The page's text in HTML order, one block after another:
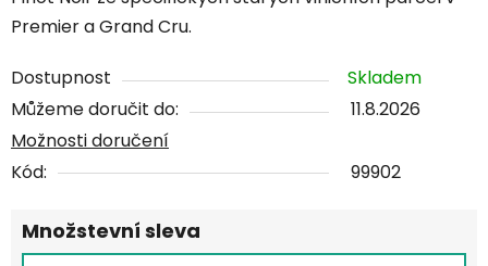
Premier a Grand Cru.
Dostupnost
Skladem
Můžeme doručit do:
11.8.2026
Možnosti doručení
Kód:
99902
Množstevní sleva